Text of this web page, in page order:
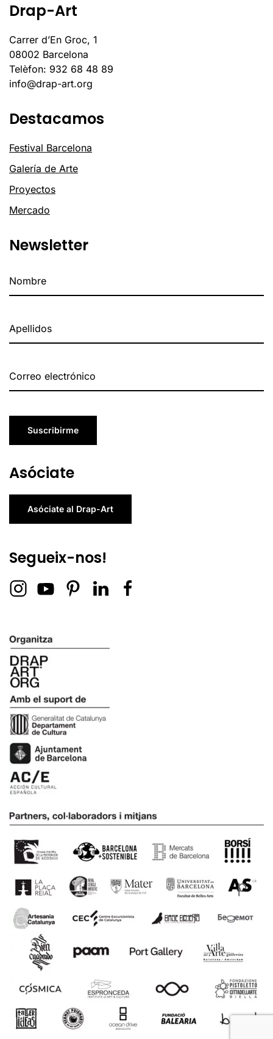
Drap-Art
Carrer d’En Groc, 1
08002 Barcelona
Telèfon: 932 68 48 89
info@drap-art.org
Destacamos
Festival Barcelona
Galería de Arte
Proyectos
Mercado
Newsletter
Suscribirme
Asóciate
Asóciate al Drap-Art
Segueix-nos!